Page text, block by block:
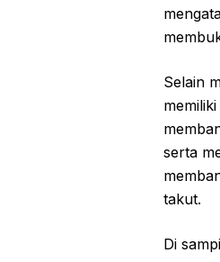
Selain
serta
takut.
Di